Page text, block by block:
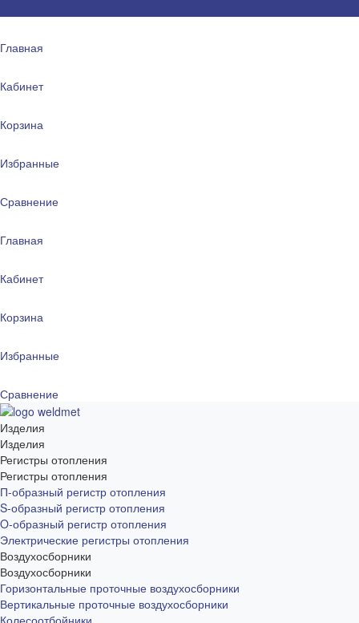
Главная
Кабинет
Корзина
Избранные
Сравнение
Главная
Кабинет
Корзина
Избранные
Сравнение
Изделия
Изделия
Регистры отопления
Регистры отопления
П-образный регистр отопления
S-образный регистр отопления
O-образный регистр отопления
Электрические регистры отопления
Воздухосборники
Воздухосборники
Горизонтальные проточные воздухосборники
Вертикальные проточные воздухосборники